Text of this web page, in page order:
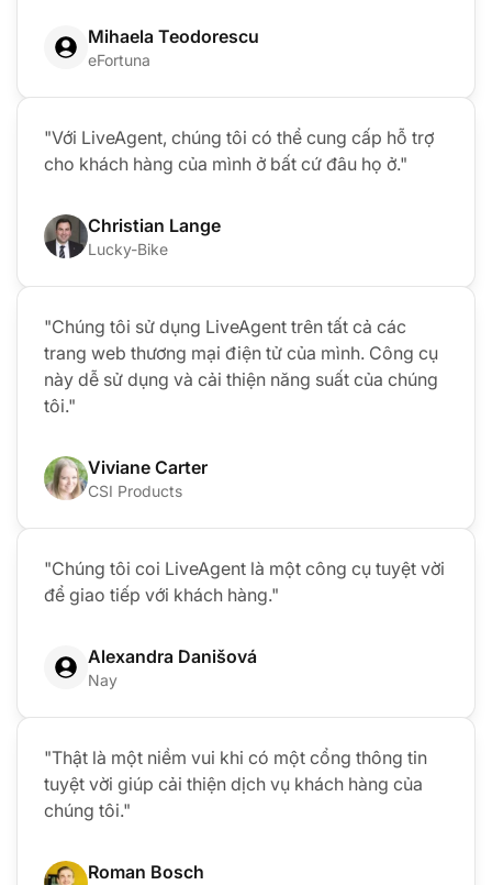
Mihaela Teodorescu
eFortuna
"Với LiveAgent, chúng tôi có thể cung cấp hỗ trợ
cho khách hàng của mình ở bất cứ đâu họ ở."
Christian Lange
Lucky-Bike
"Chúng tôi sử dụng LiveAgent trên tất cả các
trang web thương mại điện tử của mình. Công cụ
này dễ sử dụng và cải thiện năng suất của chúng
tôi."
Viviane Carter
CSI Products
"Chúng tôi coi LiveAgent là một công cụ tuyệt vời
để giao tiếp với khách hàng."
Alexandra Danišová
Nay
"Thật là một niềm vui khi có một cổng thông tin
tuyệt vời giúp cải thiện dịch vụ khách hàng của
chúng tôi."
Roman Bosch